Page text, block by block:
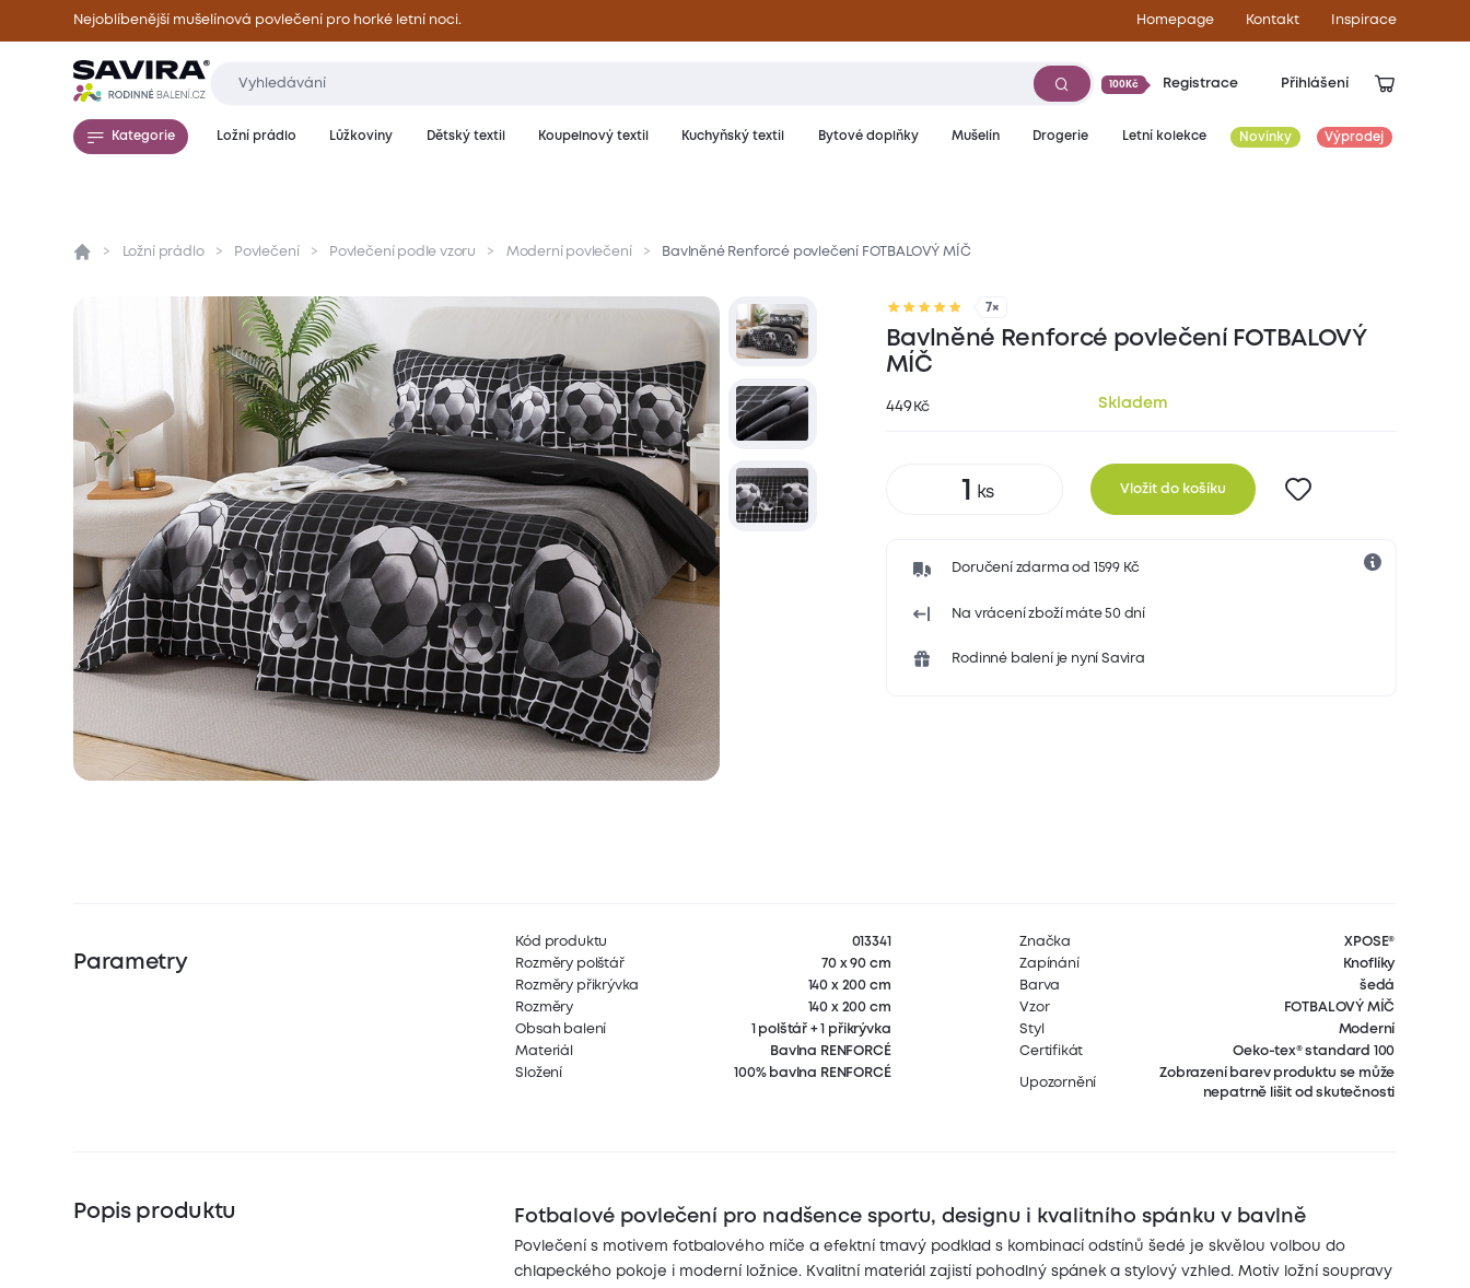
Nejoblíbenější mušelínová povlečení pro horké letní noci. Homepage Kontakt Inspirace
100Kč Registrace Přihlášení
Kategorie Ložní prádlo Lůžkoviny Dětský textil Koupelnový textil Kuchyňský textil Bytové doplňky Mušelín Drogerie Letní kolekce Novinky Výprodej
Přehled Parametry Popis produktu Materiál a péče Hodnocení
Ložní prádlo Povlečení Povlečení podle vzoru Moderní povlečení Bavlněné Renforcé povlečení FOTBALOVÝ MÍČ
7×
Bavlněné Renforcé povlečení FOTBALOVÝ
MÍČ
449 Kč Skladem
Vložit do košíku
Doručení zdarma od 1599 Kč
Na vrácení zboží máte 50 dní
Rodinné balení je nyní Savira
Parametry
Kód produktu
013341
Rozměry polštář
70 x 90 cm
Rozměry přikrývka
140 x 200 cm
Rozměry
140 x 200 cm
Obsah balení
1 polštář + 1 přikrývka
Materiál
Bavlna RENFORCÉ
Složení
100% bavlna RENFORCÉ
Značka
XPOSE®
Zapínání
Knoflíky
Barva
šedá
Vzor
FOTBALOVÝ MÍČ
Styl
Moderní
Certifikát
Oeko-tex® standard 100
Upozornění
Zobrazení barev produktu se může
nepatrně lišit od skutečnosti
Popis produktu Fotbalové povlečení pro nadšence sportu, designu i kvalitního spánku v bavlně
Povlečení s motivem fotbalového míče a efektní tmavý podklad s kombinací odstínů šedé je skvělou volbou do
chlapeckého pokoje i moderní ložnice. Kvalitní materiál zajistí pohodlný spánek a stylový vzhled. Motiv ložní soupravy